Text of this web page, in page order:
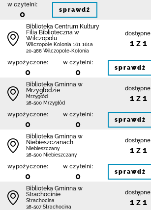
w czytelni:
0 sprawdź
Biblioteka Centrum Kultury
Filia Biblioteczna w
Wilczopolu
Wilczopole Kolonia 161 161a
20-388 Wilczopole-Kolonia
1 z 1
wypożyczone:
0
w czytelni:
0 sprawdź
Biblioteka Gminna w
Mrzygłodzie
Mrzygłód
38-500 Mrzygłód
1 z 1
wypożyczone:
0
w czytelni:
0 sprawdź
Biblioteka Gminna w
Niebieszczanach
Niebieszczany
38-500 Niebieszczany
1 z 1
wypożyczone:
0
w czytelni:
0 sprawdź
Biblioteka Gminna w
Strachocinie
Strachocina
38-507 Strachocina
1 z 1